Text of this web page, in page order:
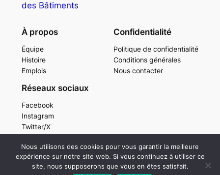
des Bâtiments
À propos
Équipe
Histoire
Emplois
Confidentialité
Politique de confidentialité
Conditions générales
Nous contacter
Réseaux sociaux
Facebook
Instagram
Twitter/X
Conçu avec
Nous utilisons des cookies pour vous garantir la meilleure
expérience sur notre site web. Si vous continuez à utiliser ce
site, nous supposerons que vous en êtes satisfait.